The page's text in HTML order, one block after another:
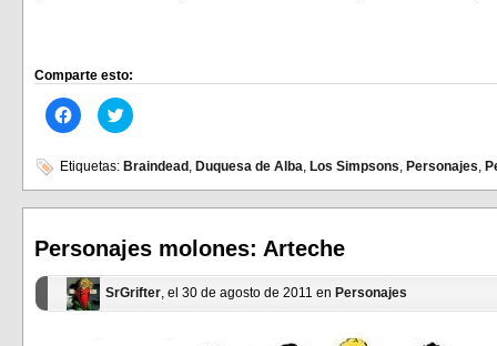
Comparte esto:
Haz
clic
en
Facebook
(Se
abre
ventana
nueva)
Haz
clic
en
(Se
abre
ventana
nueva)
Etiquetas: Braindead, Duquesa de Alba, Los Simpsons, Personajes,
Personajes molones: Arteche
SrGrifter, el 30 de agosto de 2011 en Personajes